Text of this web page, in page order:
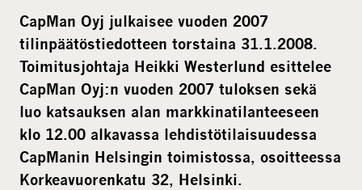
i
a
CapMan Oyj julkaisee vuoden 2007
tilinpäätöstiedotteen torstaina 31.1.2008.
Toimitusjohtaja Heikki Westerlund esittelee
CapMan Oyj:n vuoden 2007 tuloksen sekä
luo katsauksen alan markkinatilanteeseen
klo 12.00 alkavassa lehdistötilaisuudessa
CapManin Helsingin toimistossa, osoitteessa
Korkeavuorenkatu 32, Helsinki.